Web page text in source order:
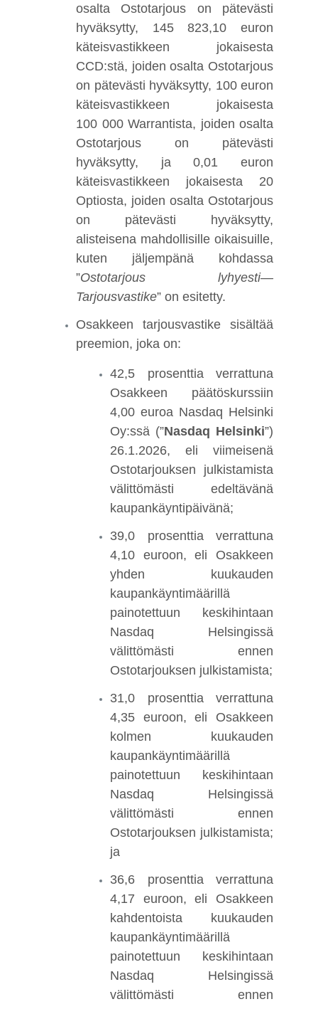
osalta Ostotarjous on pätevästi
hyväksytty, 145 823,10 euron
käteisvastikkeen jokaisesta
CCD:stä, joiden osalta Ostotarjous
on pätevästi hyväksytty, 100 euron
käteisvastikkeen jokaisesta
100 000 Warrantista, joiden osalta
Ostotarjous on pätevästi
hyväksytty, ja 0,01 euron
käteisvastikkeen jokaisesta 20
Optiosta, joiden osalta Ostotarjous
on pätevästi hyväksytty,
alisteisena mahdollisille oikaisuille,
kuten jäljempänä kohdassa
”Ostotarjous lyhyesti—
Tarjousvastike” on esitetty.
Osakkeen tarjousvastike sisältää
preemion, joka on:
42,5 prosenttia verrattuna
Osakkeen päätöskurssiin
4,00 euroa Nasdaq Helsinki
Oy:ssä (”Nasdaq Helsinki”)
26.1.2026, eli viimeisenä
Ostotarjouksen julkistamista
välittömästi edeltävänä
kaupankäyntipäivänä;
39,0 prosenttia verrattuna
4,10 euroon, eli Osakkeen
yhden kuukauden
kaupankäyntimäärillä
painotettuun keskihintaan
Nasdaq Helsingissä
välittömästi ennen
Ostotarjouksen julkistamista;
31,0 prosenttia verrattuna
4,35 euroon, eli Osakkeen
kolmen kuukauden
kaupankäyntimäärillä
painotettuun keskihintaan
Nasdaq Helsingissä
välittömästi ennen
Ostotarjouksen julkistamista;
ja
36,6 prosenttia verrattuna
4,17 euroon, eli Osakkeen
kahdentoista kuukauden
kaupankäyntimäärillä
painotettuun keskihintaan
Nasdaq Helsingissä
välittömästi ennen